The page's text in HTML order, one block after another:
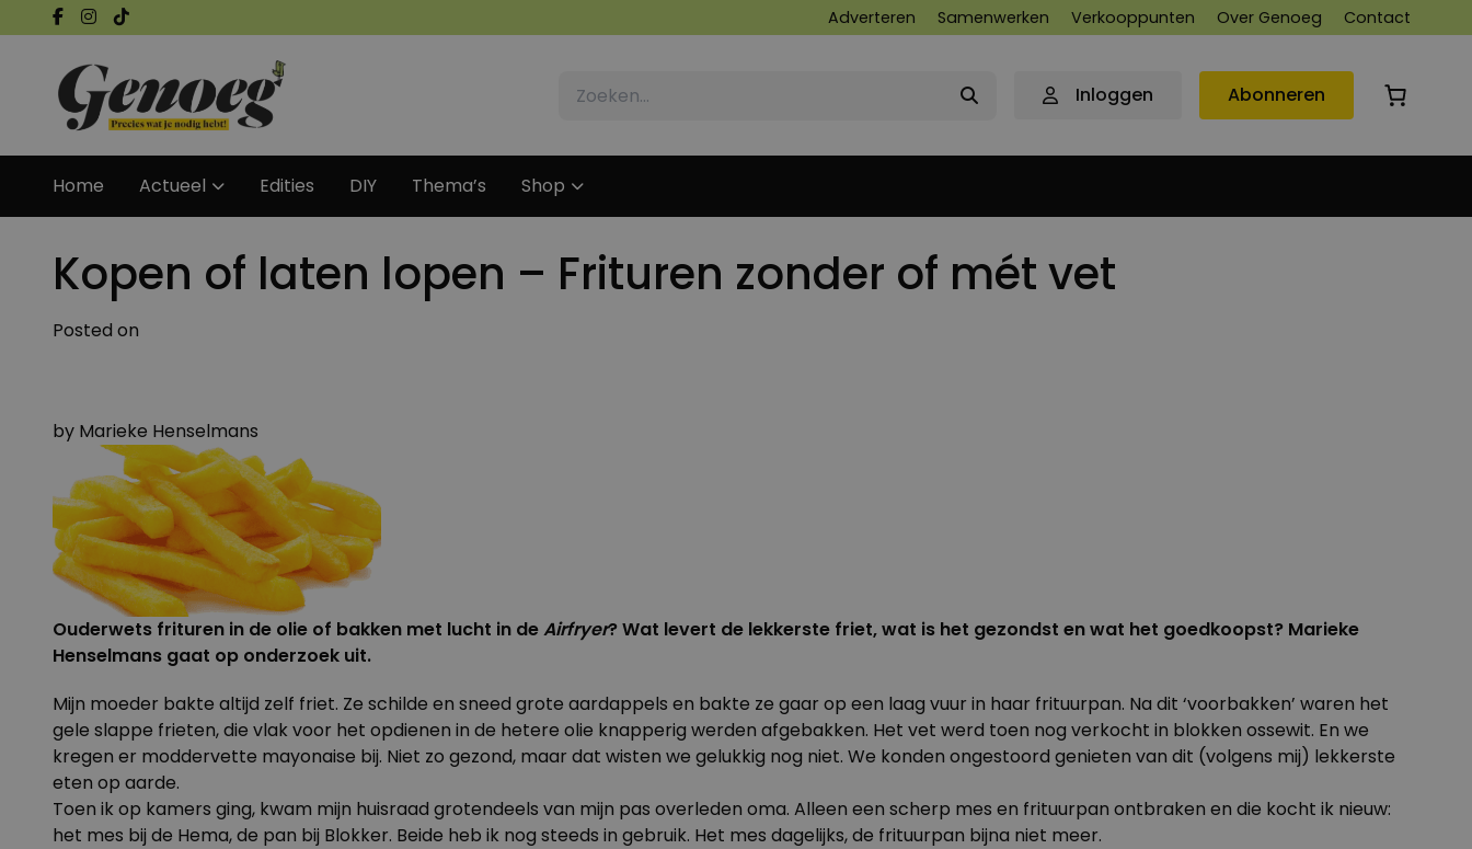
Adverteren Samenwerken Verkooppunten Over Genoeg Contact
Inloggen Abonneren
Home Actueel Edities DIY Thema’s Shop
Kopen of laten lopen – Frituren zonder of mét vet
Posted on
by Marieke Henselmans
Ouderwets frituren in de olie of bakken met lucht in deAirfryer? Wat levert de lekkerste friet, wat is het gezondst en wat het goedkoopst? Marieke
Henselmans gaat op onderzoek uit.
Mijn moeder bakte altijd zelf friet. Ze schilde en sneed grote aardappels en bakte ze gaar op een laag vuur in haar frituurpan. Na dit ‘voorbakken’ waren het
gele slappe frieten, die vlak voor het opdienen in de hetere olie knapperig werden afgebakken. Het vet werd toen nog verkocht in blokken ossewit. En we
kregen er moddervette mayonaise bij. Niet zo gezond, maar dat wisten we gelukkig nog niet. We konden ongestoord genieten van dit (volgens mij) lekkerste
eten op aarde.
Toen ik op kamers ging, kwam mijn huisraad grotendeels van mijn pas overleden oma. Alleen een scherp mes en frituurpan ontbraken en die kocht ik nieuw:
het mes bij de Hema, de pan bij Blokker. Beide heb ik nog steeds in gebruik. Het mes dagelijks, de frituurpan bijna niet meer.